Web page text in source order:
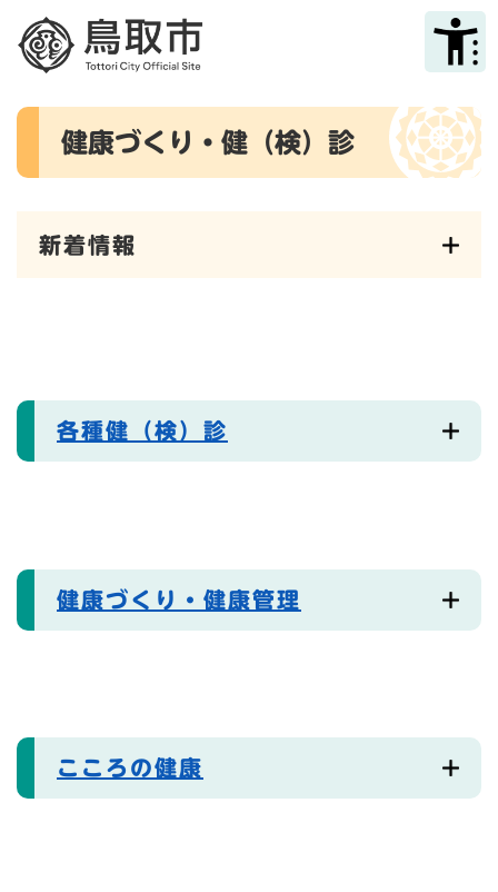
メニューを飛ばして本文へ
本
健康づくり・健（検）診
新着情報
各種健（検）診
健康づくり・健康管理
こころの健康